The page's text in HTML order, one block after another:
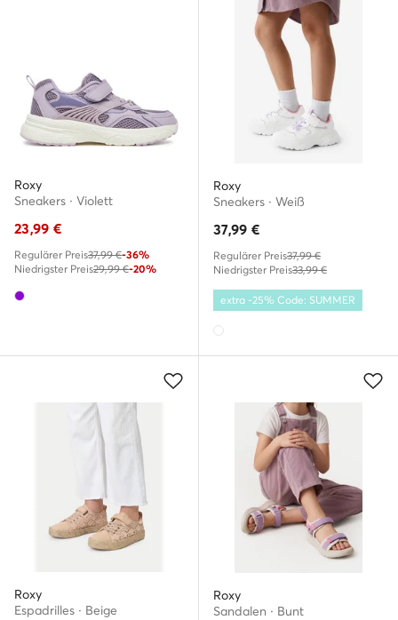
Roxy
Sneakers · Violett
23,99 €
Regulärer Preis37,99 €-36%
Niedrigster Preis29,99 €-20%
Roxy
Sneakers · Weiß
37,99 €
Regulärer Preis37,99 €
Niedrigster Preis33,99 €
extra -25% Code: SUMMER
Roxy
Espadrilles · Beige
Roxy
Sandalen · Bunt